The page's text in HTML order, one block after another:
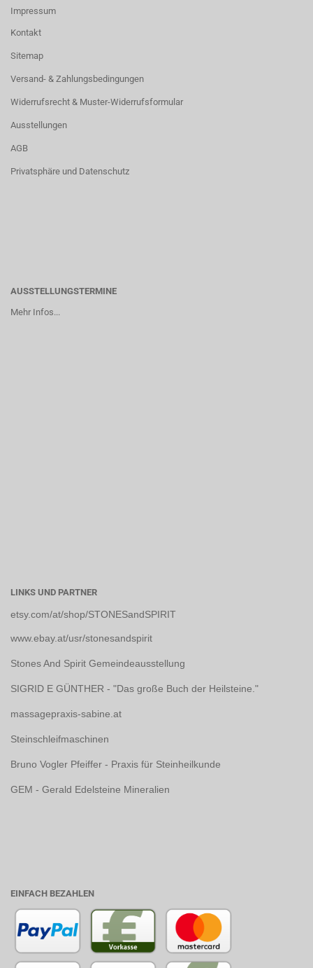
Impressum
Kontakt
Sitemap
Versand- & Zahlungsbedingungen
Widerrufsrecht & Muster-Widerrufsformular
Ausstellungen
AGB
Privatsphäre und Datenschutz
AUSSTELLUNGSTERMINE
Mehr Infos...
LINKS UND PARTNER
etsy.com/at/shop/STONESandSPIRIT
www.ebay.at/usr/stonesandspirit
Stones And Spirit Gemeindeausstellung
SIGRID E GÜNTHER - "Das große Buch der Heilsteine."
massagepraxis-sabine.at
Steinschleifmaschinen
Bruno Vogler Pfeiffer - Praxis für Steinheilkunde
GEM - Gerald Edelsteine Mineralien
EINFACH BEZAHLEN